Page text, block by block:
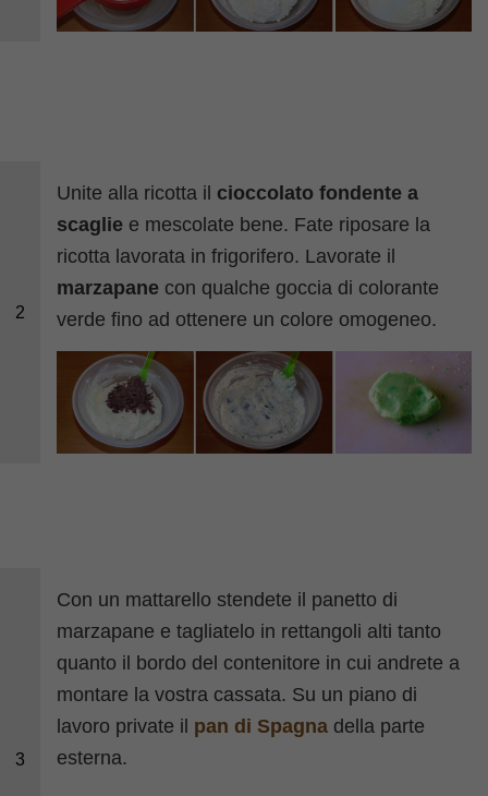
2
Unite alla ricotta il cioccolato fondente a
scaglie e mescolate bene. Fate riposare la
ricotta lavorata in frigorifero. Lavorate il
marzapane con qualche goccia di colorante
verde fino ad ottenere un colore omogeneo.
3
Con un mattarello stendete il panetto di
marzapane e tagliatelo in rettangoli alti tanto
quanto il bordo del contenitore in cui andrete a
montare la vostra cassata. Su un piano di
lavoro private il pan di Spagna della parte
esterna.